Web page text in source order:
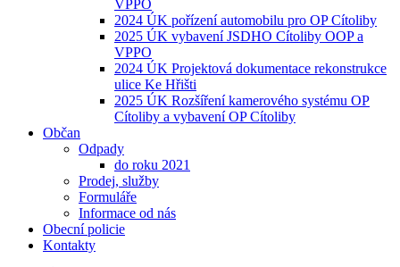
VPPO
2024 ÚK pořízení automobilu pro OP Cítoliby
2025 ÚK vybavení JSDHO Cítoliby OOP a
VPPO
2024 ÚK Projektová dokumentace rekonstrukce
ulice Ke Hřišti
2025 ÚK Rozšíření kamerového systému OP
Cítoliby a vybavení OP Cítoliby
Občan
Odpady
do roku 2021
Prodej, služby
Formuláře
Informace od nás
Obecní policie
Kontakty